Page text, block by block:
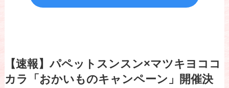
【速報】パペットスンスン×マツキヨココ
カラ「おかいものキャンペーン」開催決